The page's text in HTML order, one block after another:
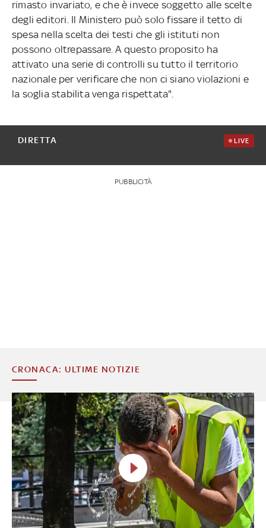
rimasto invariato, e che è invece soggetto alle scelte
degli editori. Il Ministero può solo fissare il tetto di
spesa nella scelta dei testi che gli istituti non
possono oltrepassare. A questo proposito ha
attivato una serie di controlli su tutto il territorio
nazionale per verificare che non ci siano violazioni e
la soglia stabilita venga rispettata".
DIRETTA LIVE
PUBBLICITÀ
CRONACA: ULTIME NOTIZIE